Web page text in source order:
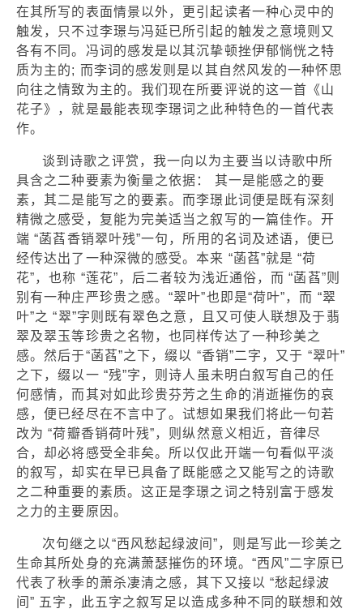
在其所写的表面情景以外，更引起读者一种心灵中的
触发，只不过李璟与冯延已所引起的触发之意境则又
各有不同。冯词的感发是以其沉挚顿挫伊郁惝恍之特
质为主的; 而李词的感发则是以其自然风发的一种怀思
向往之情致为主的。我们现在所要评说的这一首《山
花子》，就是最能表现李璟词之此种特色的一首代表
作。
谈到诗歌之评赏，我一向以为主要当以诗歌中所
具含之二种要素为衡量之依据： 其一是能感之的要
素，其二是能写之的要素。而李璟此词便是既有深刻
精微之感受，复能为完美适当之叙写的一篇佳作。开
端 “菡萏香销翠叶残”一句，所用的名词及述语，便已
经传达出了一种深微的感受。本来 “菡萏”就是 “荷
花”，也称 “莲花”，后二者较为浅近通俗，而 “菡萏”则
别有一种庄严珍贵之感。“翠叶”也即是“荷叶”，而 “翠
叶”之 “翠”字则既有翠色之意，且又可使人联想及于翡
翠及翠玉等珍贵之名物，也同样传达了一种珍美之
感。然后于“菡萏”之下，缀以 “香销”二字，又于 “翠叶”
之下，缀以一 “残”字，则诗人虽未明白叙写自己的任
何感情，而其对如此珍贵芬芳之生命的消逝摧伤的哀
感，便已经尽在不言中了。试想如果我们将此一句若
改为 “荷瓣香销荷叶残”，则纵然意义相近，音律尽
合，却必将感受全非矣。所以仅此开端一句看似平淡
的叙写，却实在早已具备了既能感之又能写之的诗歌
之二种重要的素质。这正是李璟之词之特别富于感发
之力的主要原因。
次句继之以“西风愁起绿波间”，则是写此一珍美之
生命其所处身的充满萧瑟摧伤的环境。“西风”二字原已
代表了秋季的萧杀凄清之感，其下又接以 “愁起绿波
间” 五字，此五字之叙写足以造成多种不同的联想和效